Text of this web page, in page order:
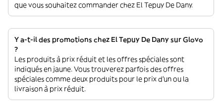
que vous souhaitez commander chez El Tepuy De Dany.
Y a-t-il des promotions chez El Tepuy De Dany sur Glovo
?
Les produits à prix réduit et les offres spéciales sont
indiqués en jaune. Vous trouverez parfois des offres
spéciales comme deux produits pour le prix d'un ou la
livraison à prix réduit.